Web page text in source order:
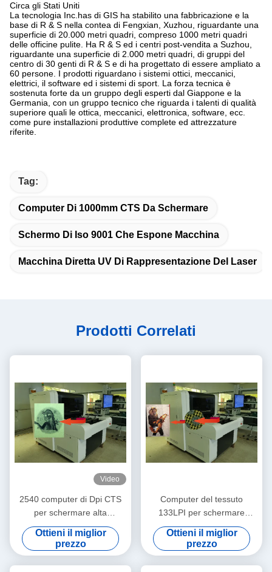
Circa gli Stati Uniti
La tecnologia Inc.has di GIS ha stabilito una fabbricazione e la
base di R & S nella contea di Fengxian, Xuzhou, riguardante una
superficie di 20.000 metri quadri, compreso 1000 metri quadri
delle officine pulite. Ha R & S ed i centri post-vendita a Suzhou,
riguardante una superficie di 2.000 metri quadri, di gruppi del
centro di 30 genti di R & S e di ha progettato di essere ampliato a
60 persone. I prodotti riguardano i sistemi ottici, meccanici,
elettrici, il software ed i sistemi di sport. La forza tecnica è
sostenuta forte da un gruppo degli esperti dal Giappone e la
Germania, con un gruppo tecnico che riguarda i talenti di qualità
superiore quali le ottica, meccanici, elettronica, software, ecc.
come pure installazioni produttive complete ed attrezzature
riferite.
Tag:
Computer Di 1000mm CTS Da Schermare
Schermo Di Iso 9001 Che Espone Macchina
Macchina Diretta UV Di Rappresentazione Del Laser
Prodotti Correlati
Video
2540 computer di Dpi CTS
per schermare alta
precisione 900x1000mm del
tessuto
Ottieni il miglior
prezzo
Computer del tessuto
133LPI per schermare
esposizione della macchina
Ottieni il miglior
prezzo